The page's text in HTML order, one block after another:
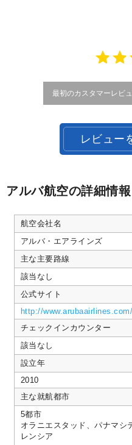
最初のカスタマーレビ
レビュー
アルバ航空の詳細情報
航空会社名
アルバ・エアラインズ
主な主要路線
該当なし
公式サイト
http://www.arubaairlines.com/
チェックインカウンター
該当なし
設立年
2010
主な就航都市
5都市
オラニエスタッド、パナマシ
レンシア